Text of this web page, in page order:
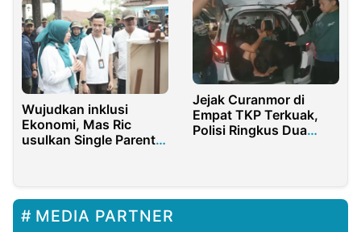
Wujudkan inklusi
Ekonomi, Mas Ric
usulkan Single Parent
Jejak Curanmor di
Empat TKP Terkuak,
Polisi Ringkus Dua
MEDIA PARTNER